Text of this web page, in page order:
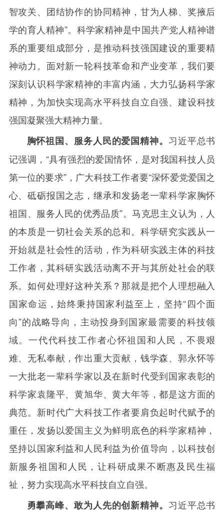
智攻关、团结协作的协同精神，甘为人梯、奖掖后
学的育人精神”。科学家精神是中国共产党人精神谱
系的重要组成部分，是推动科技强国建设的重要精
神动力。面对新一轮科技革命和产业变革，我们要
深刻认识科学家精神的丰富内涵，大力弘扬科学家
精神，为加快实现高水平科技自立自强、建设科技
强国凝聚强大精神力量。
胸怀祖国、服务人民的爱国精神。 习近平总书
记强调，“具有强烈的爱国情怀，是对我国科技人员
第一位的要求”，广大科技工作者要“深怀爱党爱国之
心、砥砺报国之志，继承和发扬老一辈科学家胸怀
祖国、服务人民的优秀品质”。马克思主义认为，人
的本质是一切社会关系的总和。科学研究实践从一
开始就是社会性的活动，作为科研实践主体的科技
工作者，其科研实践活动离不开与其所处社会的联
系。如何处理好这种关系？那就是把个人理想融入
国家命运，始终秉持国家利益至上，坚持“四个面
向”的战略导向，主动投身到国家最需要的科技领
域。一代代科技工作者心怀祖国和人民，不畏艰
难、无私奉献，作出重大贡献，钱学森、郭永怀等
一大批老一辈科学家以及在新时代受到国家表彰的
科学家袁隆平、黄旭华、黄大年等，都是这方面的
典范。新时代广大科技工作者要肩负起时代赋予的
重任，发扬以爱国主义为鲜明底色的科学家精神，
坚持以国家利益和人民利益为价值导向，以科技创
新服务祖国和人民，让科研成果不断惠及民生福
祉，努力实现高水平科技自立自强。
勇攀高峰、敢为人先的创新精神。 习近平总书